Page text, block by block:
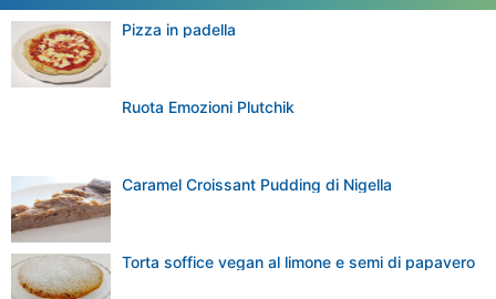
Pizza in padella
Ruota Emozioni Plutchik
Caramel Croissant Pudding di Nigella
Torta soffice vegan al limone e semi di papavero